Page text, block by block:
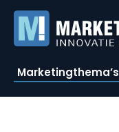
Marketingthema’s